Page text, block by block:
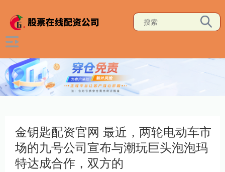
金钥匙配资官网 最近，两轮电动车市
场的九号公司宣布与潮玩巨头泡泡玛
特达成合作，双方的